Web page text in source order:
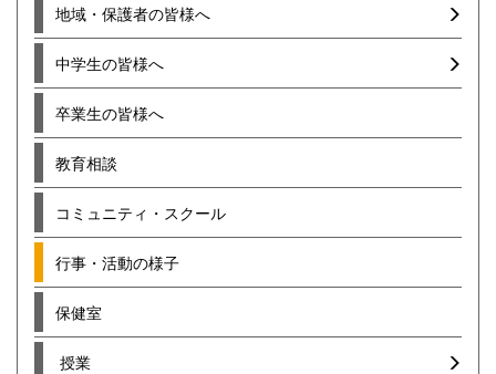
地域・保護者の皆様へ
中学生の皆様へ
卒業生の皆様へ
教育相談
コミュニティ・スクール
行事・活動の様子
保健室
授業